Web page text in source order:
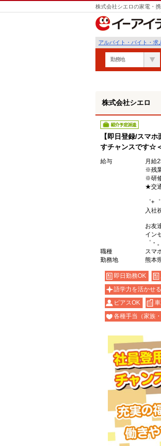
株式会社シエロの家電・
アルバイト・バイト・求
勤務地
株式会社シエロ
紹介予定派遣
【即日登録/スマ
すチャンスです☆
給与
月給
※残
※研
★交
゜+
入社
お友
イン
゜
職種
スマ
勤務地
熊本
即日勤務OK
語学力を活かせ
ピアスOK
各種手当（家族